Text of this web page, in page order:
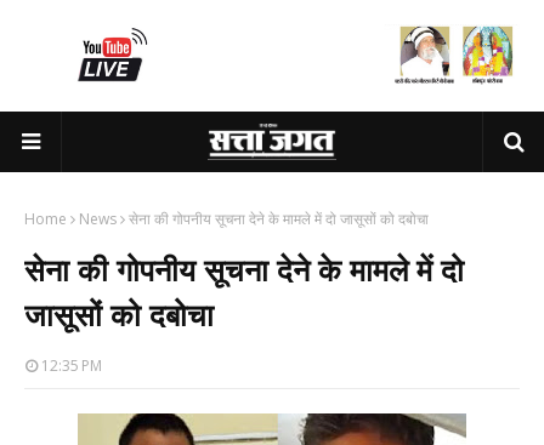
Home News सेना की गोपनीय सूचना देने के मामले में दो जासूसों को दबोचा
सेना की गोपनीय सूचना देने के मामले में दो
जासूसों को दबोचा
12:35 PM